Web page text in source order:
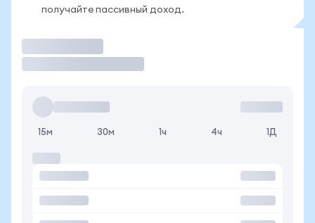
получайте пассивный доход.
15м 30м 1ч 4ч 1Д